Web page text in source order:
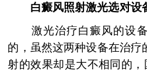
白癜风照射激光选对设
激光治疗白癜风的设备
的，虽然这两种设备在治疗
射的效果却是大不相同的